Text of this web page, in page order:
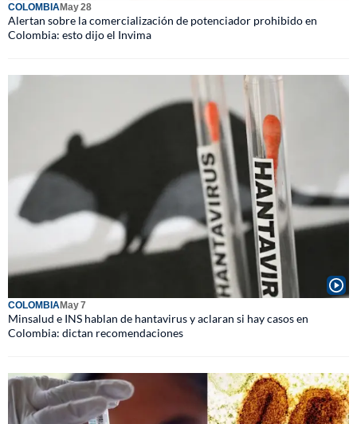
COLOMBIAMay 28
Alertan sobre la comercialización de potenciador prohibido en
Colombia: esto dijo el Invima
COLOMBIAMay 7
Minsalud e INS hablan de hantavirus y aclaran si hay casos en
Colombia: dictan recomendaciones